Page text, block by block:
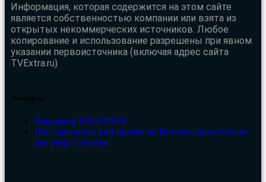
Информация, которая содержится на этом сайте
является собственностью компании или взята из
открытых некоммерческих источников. Любое
копирование и использование разрешены при явном
указании первоисточника (включая адрес сайта
TVExtra.ru)
Эксперты
Владимир КОНОНОВ
Исследовательский проект по Внетелесному Опыту
для регрессологов